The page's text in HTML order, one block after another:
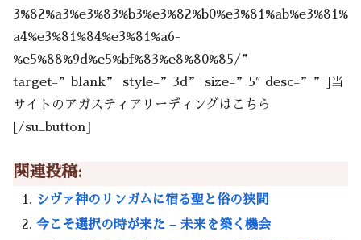
3%82%a3%e3%83%b3%e3%82%b0%e3%81%ab%e3%81%
a4%e3%81%84%e3%81%a6-
%e5%88%9d%e5%bf%83%e8%80%85/”
target=”blank” style=”3d” size=”5″ desc=””]当
サイトのアガスティアリーディングはこちら
[/su_button]
関連投稿:
シヴァ神のリンガムに宿る聖と俗の狭間
今こそ選択の時が来た – 未来を築く機会